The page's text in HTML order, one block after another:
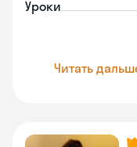
Уроки
Читать